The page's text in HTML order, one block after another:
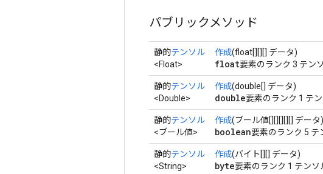
パブリックメソッド
静的テンソル
<Float>
作成(float[][][] データ)
float要素のランク 3 テン
静的テンソル
<Double>
作成(double[] データ)
double要素のランク 1 テ
静的テンソル
<ブール値>
作成(ブール値[][][][][] データ)
boolean要素のランク 5 テ
静的テンソル
<String>
作成(バイト[][] データ)
byte要素のランク 1 テンソ